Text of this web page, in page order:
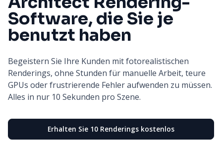
Software, die Sie je
benutzt haben
Begeistern Sie Ihre Kunden mit fotorealistischen
Renderings, ohne Stunden für manuelle Arbeit, teure
GPUs oder frustrierende Fehler aufwenden zu müssen.
Alles in nur 10 Sekunden pro Szene.
Erhalten Sie 10 Renderings kostenlos